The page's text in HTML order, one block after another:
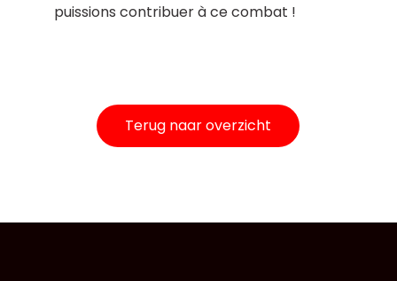
puissions contribuer à ce combat !
Terug naar overzicht